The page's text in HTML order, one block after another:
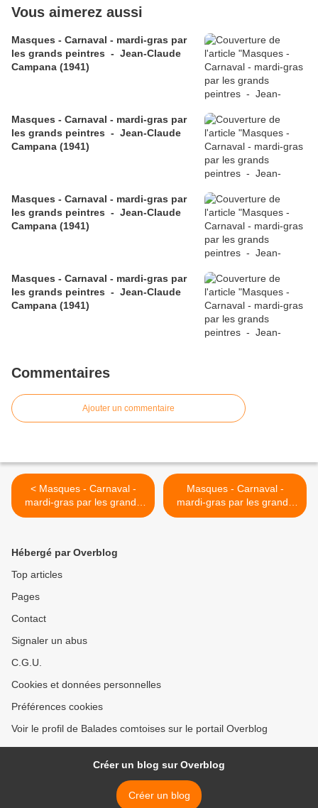
Vous aimerez aussi
Masques - Carnaval - mardi-gras par
les grands peintres - Jean-Claude
Campana (1941)
Masques - Carnaval - mardi-gras par
les grands peintres - Jean-Claude
Campana (1941)
Masques - Carnaval - mardi-gras par
les grands peintres - Jean-Claude
Campana (1941)
Masques - Carnaval - mardi-gras par
les grands peintres - Jean-Claude
Campana (1941)
Commentaires
Ajouter un commentaire
< Masques - Carnaval -
mardi-gras par les grands
peintres - Jean-Claude
Masques - Carnaval -
mardi-gras par les grands
peintres - Jean-Claude
Hébergé par Overblog
Top articles
Pages
Contact
Signaler un abus
C.G.U.
Cookies et données personnelles
Préférences cookies
Voir le profil de Balades comtoises sur le portail Overblog
Créer un blog sur Overblog
Créer un blog